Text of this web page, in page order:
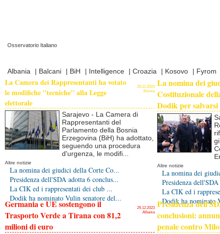
Osservatorio Italiano
Albania
| Balcani | BiH | Intelligence | Croazia | Kosovo | Fyrom
La Camera dei Rappresentanti ha votato
le modifiche ''tecniche'' alla Legge
elettorale
29.12.2023
Bosnia
Sarajevo - La Camera di
Rappresentanti del
Parlamento della Bosnia
Erzegovina (BiH) ha adottato,
seguendo una procedura
d'urgenza, le modifi...
Altre notizie
La nomina dei giudici della Corte Co...
Presidenza dell'SDA adotta 6 conclus...
La CIK ed i rappresentati dei club ...
Dodik ha nominato Vulin senatore del...
La nomina dei
Costituzionale
Dodik per
Altre notizie
La nomina dei
Presidenza
La CIK ed i
Dodik ha nominato
Germania e UE sostengono il
Trasporto Verde a Tirana con 81,2
milioni di euro
29.12.2023
Albania
Presidenza
conclusioni:
penale contro